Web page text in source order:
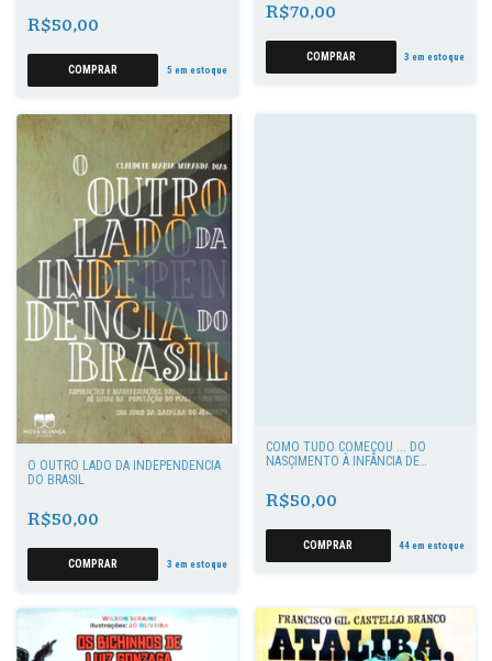
R$50,00
5 em estoque
R$70,00
3 em estoque
O OUTRO LADO DA INDEPENDÊNCIA
DO BRASIL
R$50,00
3 em estoque
COMO TUDO COMEÇOU ... DO
NASCIMENTO À INFÂNCIA DE
R$50,00
44 em estoque